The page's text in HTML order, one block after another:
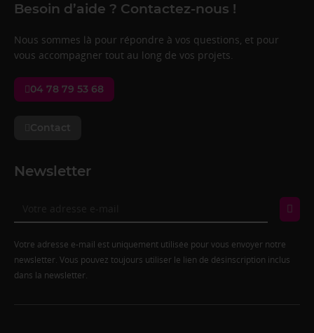
Besoin d’aide ? Contactez-nous !
Nous sommes là pour répondre à vos questions, et pour
vous accompagner tout au long de vos projets.
04 78 79 53 68
Contact
Newsletter
Votre adresse e-mail est uniquement utilisée pour vous envoyer notre
newsletter. Vous pouvez toujours utiliser le lien de désinscription inclus
dans la newsletter.